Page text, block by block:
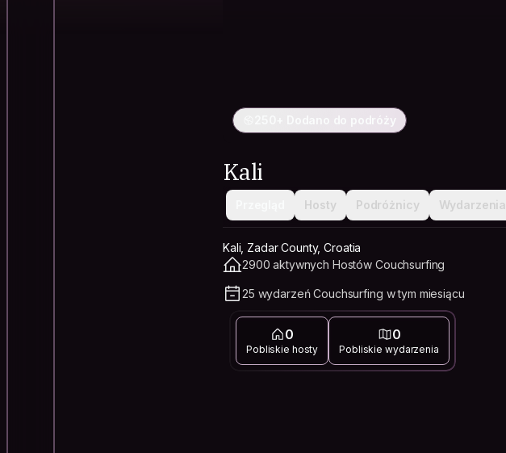
250+ Dodano do podróży
Kali
Hosty Podróżnicy Wydarzenia
Kali, Zadar County, Croatia
2900 aktywnych Hostów Couchsurfing
25 wydarzeń Couchsurfing w tym miesiącu
0
Pobliskie hosty
0
Pobliskie wydarzenia